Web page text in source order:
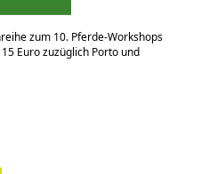
zum 10. Pferde-Workshops
Euro zuzüglich Porto und